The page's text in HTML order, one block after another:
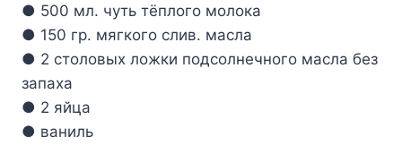
● 500 мл. чуть тёплого молока
● 150 гр. мягкого слив. масла
● 2 столовых ложки подсолнечного масла без
запаха
● 2 яйца
● ваниль